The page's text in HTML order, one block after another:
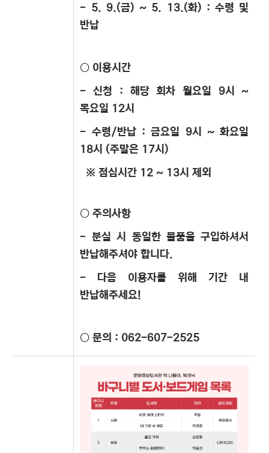
- 5. 9.(금) ~ 5. 13.(화) : 수령 및
반납
○ 이용시간
- 신청 : 해당 회차 월요일 9시 ~
목요일 12시
- 수령/반납 : 금요일 9시 ~ 화요일
18시 (주말은 17시)
※ 점심시간 12 ~ 13시 제외
○ 주의사항
- 분실 시 동일한 물품을 구입하셔서
반납해주셔야 합니다.
- 다음 이용자를 위해 기간 내
반납해주세요!
○ 문의 : 062-607-2525